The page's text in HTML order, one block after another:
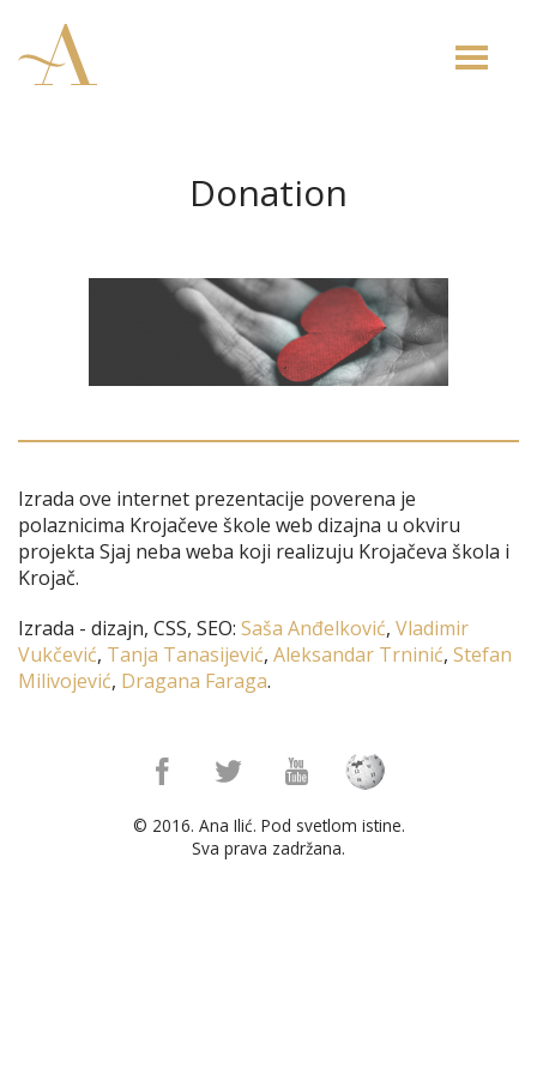
Toggle
Donation
Izrada ove internet prezentacije poverena je
polaznicima Krojačeve škole web dizajna u okviru
projekta Sjaj neba weba koji realizuju Krojačeva škola i
Krojač.
Izrada - dizajn, CSS, SEO: Saša Anđelković, Vladimir
Vukčević, Tanja Tanasijević, Aleksandar Trninić, Stefan
Milivojević, Dragana Faraga.
© 2016. Ana Ilić. Pod svetlom istine.
Sva prava zadržana.